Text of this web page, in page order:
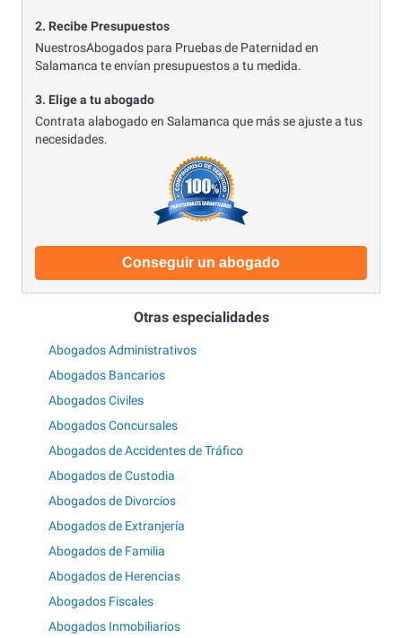
2. Recibe Presupuestos
NuestrosAbogados para Pruebas de Paternidad en
Salamanca te envían presupuestos a tu medida.
3. Elige a tu abogado
Contrata alabogado en Salamanca que más se ajuste a tus
necesidades.
Conseguir un abogado
Otras especialidades
Abogados Administrativos
Abogados Bancarios
Abogados Civiles
Abogados Concursales
Abogados de Accidentes de Tráfico
Abogados de Custodia
Abogados de Divorcios
Abogados de Extranjería
Abogados de Familia
Abogados de Herencias
Abogados Fiscales
Abogados Inmobiliarios